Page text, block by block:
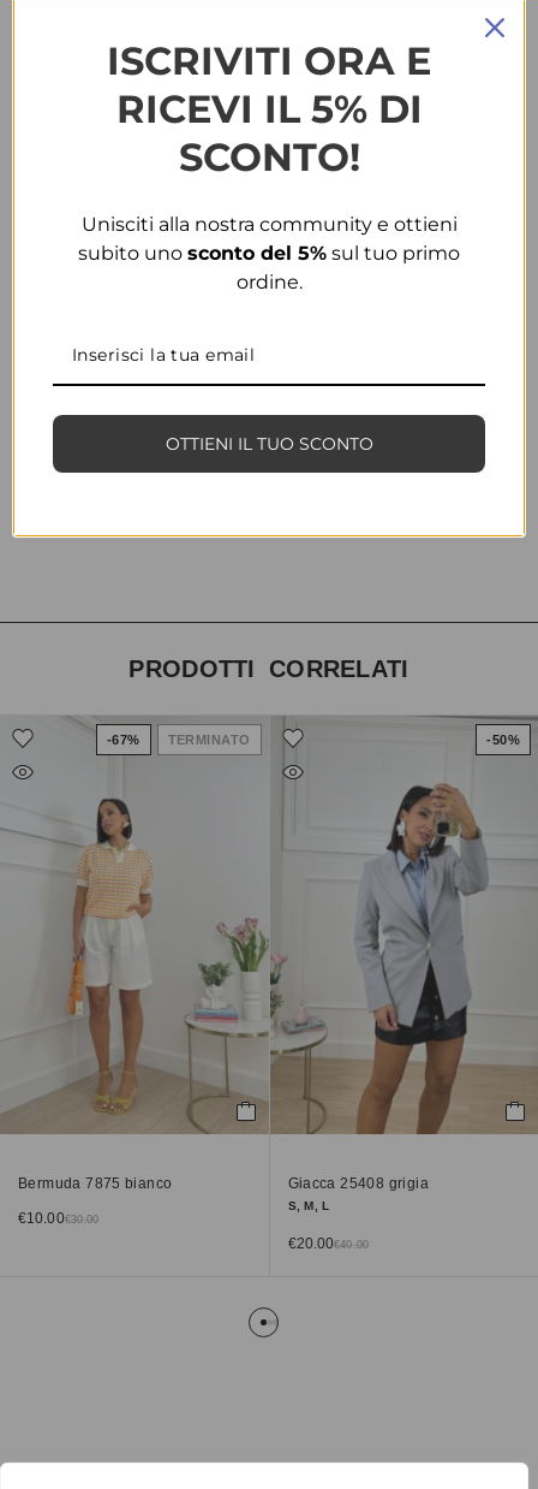
€20.00
COLORE
INFORMAZIONI AGGIUNTIVE
COLORE nero
PRODOTTI CORRELATI
-67% TERMINATO
Bermuda 7875 bianco
€30.00
€10.00
-50%
Giacca 25408 grigia
S, M, L
€40.00
€20.00
ISCRIVITI ORA E
RICEVI IL 5% DI
SCONTO!
Unisciti alla nostra community e ottieni
subito uno sconto del 5% sul tuo primo
ordine.
OTTIENI IL TUO SCONTO